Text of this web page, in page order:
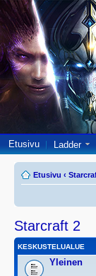
Etusivu Ladder
Etusivu ‹
Starcraft 2
KESKUSTELUALUE
Yleinen